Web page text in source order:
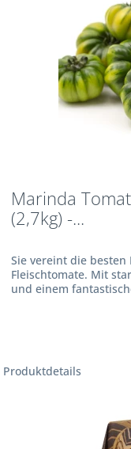
Marinda
(2,7kg) -...
Sie vereint die
Fleischtomate. Mit
und einem
Produktdetails